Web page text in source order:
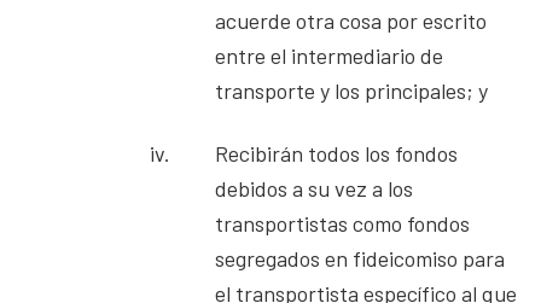
acuerde otra cosa por escrito
entre el intermediario de
transporte y los principales; y
iv.
Recibirán todos los fondos
debidos a su vez a los
transportistas como fondos
segregados en fideicomiso para
el transportista específico al que